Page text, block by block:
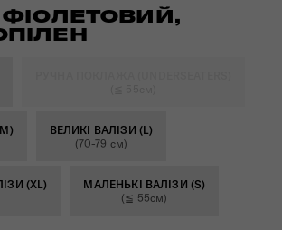
ФІОЛЕТОВИЙ,
ВЕЛИКІ ВАЛІЗИ (L)
(70-79 см)
(XL)
МАЛЕНЬКІ ВАЛІЗИ (S)
(≦ 55см)